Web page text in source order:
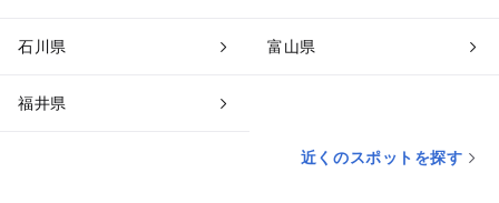
石川県 富山県
福井県
近くのスポットを探す